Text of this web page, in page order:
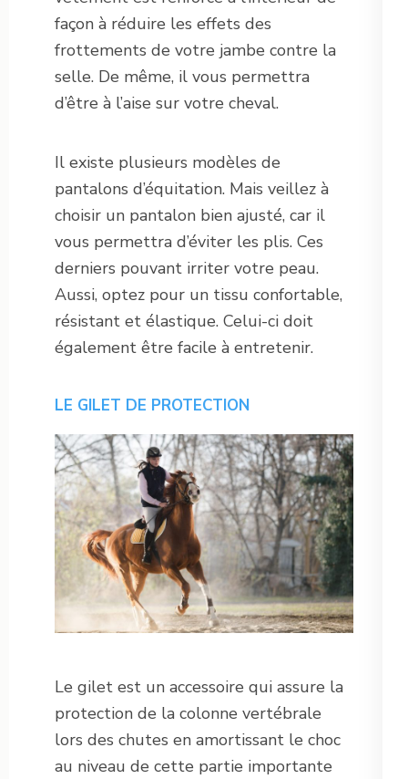
façon à réduire les effets des
frottements de votre jambe contre la
selle. De même, il vous permettra
d’être à l’aise sur votre cheval.
Il existe plusieurs modèles de
pantalons d’équitation. Mais veillez à
choisir un pantalon bien ajusté, car il
vous permettra d’éviter les plis. Ces
derniers pouvant irriter votre peau.
Aussi, optez pour un tissu confortable,
résistant et élastique. Celui-ci doit
également être facile à entretenir.
LE GILET DE PROTECTION
Le gilet est un accessoire qui assure la
protection de la colonne vertébrale
lors des chutes en amortissant le choc
au niveau de cette partie importante